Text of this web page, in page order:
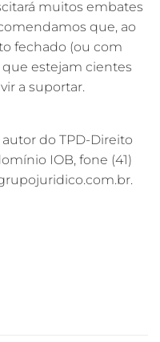
muitos embates
que, ao
fechado (ou com
estejam cientes
a suportar.
autor do TPD-Direito
IOB, fone (41)